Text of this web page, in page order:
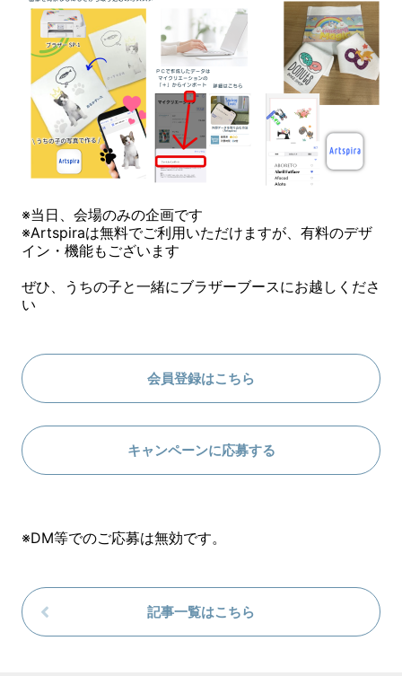
※当日、会場のみの企画です
※Artspiraは無料でご利用いただけますが、有料のデザ
イン・機能もございます
ぜひ、うちの子と一緒にブラザーブースにお越しくださ
い
会員登録はこちら
キャンペーンに応募する
※DM等でのご応募は無効です。
記事一覧はこちら